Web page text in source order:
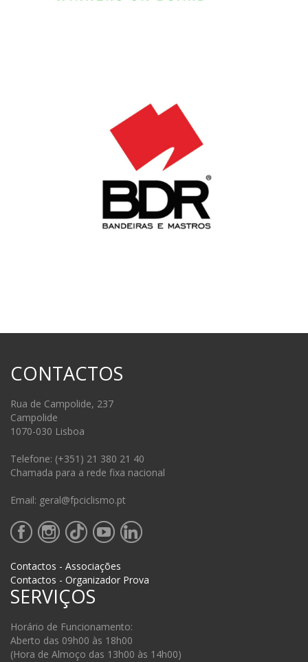
CONTACTOS
Rua de Campolide, 237
Campolide
1070-030 Lisboa
Telefone: (+351) 21 380 21 40
Chamada para a rede fixa nacional
Email: geral@fpciclismo.pt
Contactos - Associações
Contactos - Organizador Prova
SERVIÇOS
Horário de Funcionamento:
Aberto das 09h00 às 18h00
(Hora de Almoço das 13h00 às 14h00)